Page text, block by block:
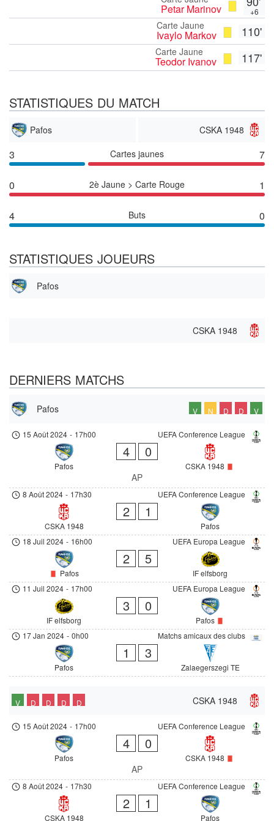
+6
Petar Marinov
110'
Carte Jaune
Ivaylo Markov
117'
Carte Jaune
Teodor Ivanov
STATISTIQUES DU MATCH
Pafos CSKA 1948
3 Cartes jaunes 7
0 2è Jaune > Carte Rouge 1
4 Buts 0
STATISTIQUES JOUEURS
Pafos
CSKA 1948
DERNIERS MATCHS
Pafos V N D D V
UEFA Conference League
15 Août 2024 - 17h00
Pafos
4 0
CSKA 1948
AP
UEFA Conference League
8 Août 2024 - 17h30
CSKA 1948
2 1
Pafos
UEFA Europa League
18 Juil 2024 - 16h00
Pafos
2 5
IF elfsborg
UEFA Europa League
11 Juil 2024 - 17h00
IF elfsborg
3 0
Pafos
Matchs amicaux des clubs
17 Jan 2024 - 0h00
Pafos
1 3
Zalaegerszegi TE
CSKA 1948
V D D D D
UEFA Conference League
15 Août 2024 - 17h00
Pafos
4 0
CSKA 1948
AP
UEFA Conference League
8 Août 2024 - 17h30
CSKA 1948
2 1
Pafos